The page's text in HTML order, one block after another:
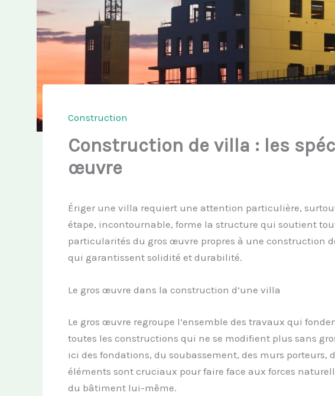
Construction
Construction de villa : les
œuvre
Ériger une villa requiert une attention particulière,
étape, incontournable, forme la structure qui soutient
particularités du gros œuvre propres à une construction
qui garantissent solidité et durabilité.
Le gros œuvre dans la construction d’une villa
Le gros œuvre regroupe l’ensemble des travaux qui
toutes les constructions qui ne se modifient plus sans
ici des fondations, du soubassement, des murs porteurs,
éléments sont cruciaux pour faire face aux forces
du bâtiment lui-même.